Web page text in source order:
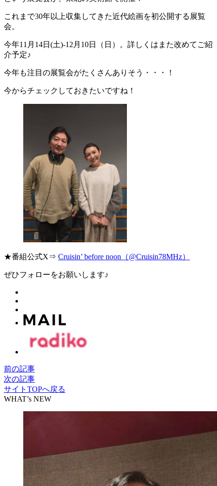
これまで30年以上収集してきた近代絵画を初公開する展覧
会。
今年11月14日(土)-12月10日（日）。詳しくはまた改めてご紹
介予定♪
今年も注目の展覧会がたくさんありそう・・・！
今からチェックしておきたいですね！
★番組公式X⇒ Cruisin’ before noon（@Cruisin78MHz）
ぜひフォローをお願いします♪
前の記事
次の記事
サイトTOPへ戻る
WHAT’s NEW